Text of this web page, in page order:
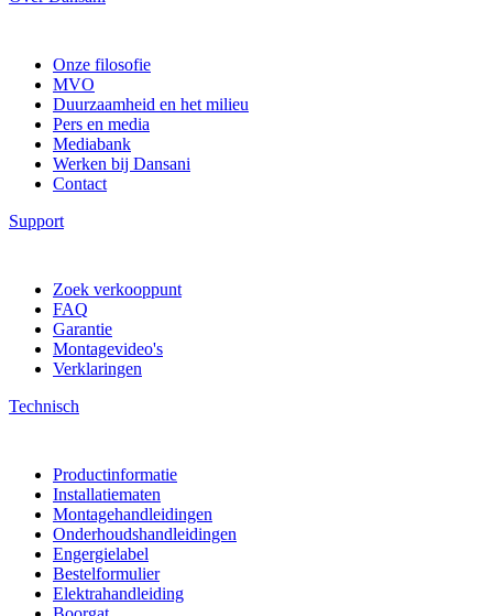
Onze filosofie
MVO
Duurzaamheid en het milieu
Pers en media
Mediabank
Werken bij Dansani
Contact
Support
Zoek verkooppunt
FAQ
Garantie
Montagevideo's
Verklaringen
Technisch
Productinformatie
Installatiematen
Montagehandleidingen
Onderhoudshandleidingen
Engergielabel
Bestelformulier
Elektrahandleiding